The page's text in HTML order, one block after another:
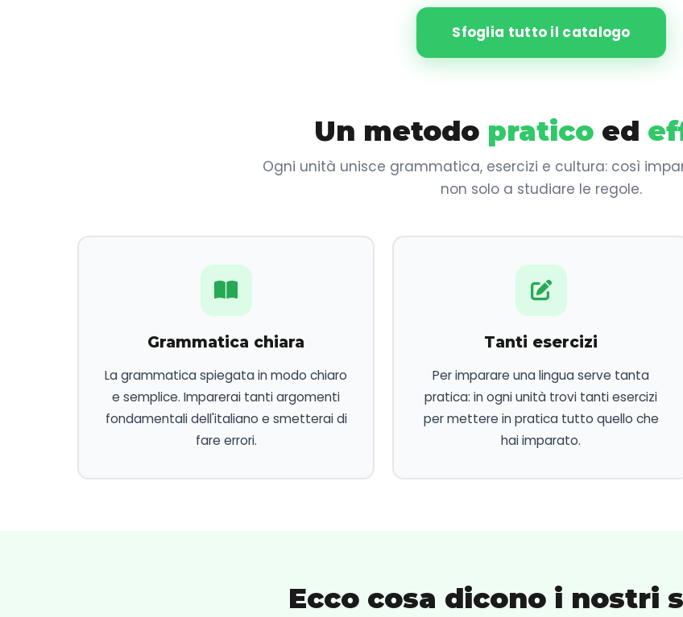
Sfoglia tutto il catalogo
Un metodo praticoed
Ogni unità unisce grammatica, esercizi e cultura: così
non solo a studiare le regole.
Grammatica chiara
La grammatica spiegata in modo chiaro
e semplice. Imparerai tanti argomenti
fondamentali dell'italiano e smetterai di
fare errori.
Tanti esercizi
Per imparare una lingua serve tanta
pratica: in ogni unità trovi tanti esercizi
per mettere in pratica tutto quello che
hai imparato.
Ecco cosa dicono i nostri